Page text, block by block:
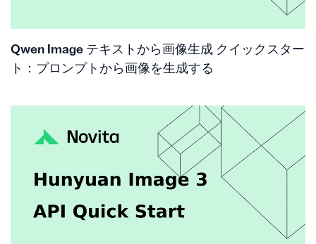
Qwen Image テキストから画像生成 クイックスター
ト：プロンプトから画像を生成する